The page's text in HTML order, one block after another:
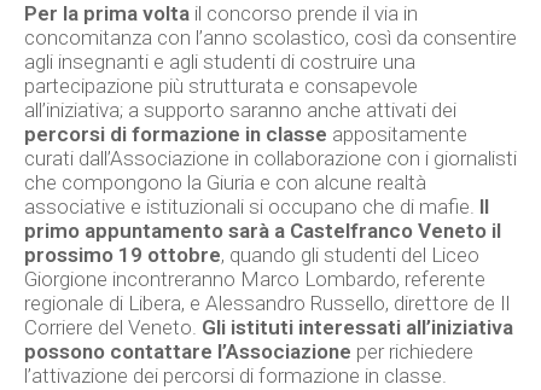
Per la prima volta il concorso prende il via in
concomitanza con l’anno scolastico, così da consentire
agli insegnanti e agli studenti di costruire una
partecipazione più strutturata e consapevole
all’iniziativa; a supporto saranno anche attivati dei
percorsi di formazione in classe appositamente
curati dall’Associazione in collaborazione con i giornalisti
che compongono la Giuria e con alcune realtà
associative e istituzionali si occupano che di mafie. Il
primo appuntamento sarà a Castelfranco Veneto il
prossimo 19 ottobre, quando gli studenti del Liceo
Giorgione incontreranno Marco Lombardo, referente
regionale di Libera, e Alessandro Russello, direttore de Il
Corriere del Veneto. Gli istituti interessati all’iniziativa
possono contattare l’Associazione per richiedere
l’attivazione dei percorsi di formazione in classe.